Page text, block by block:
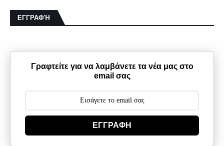
ΕΓΓΡΑΦΉ
Γραφτείτε για να λαμβάνετε τα νέα μας στο
email σας
ΕΓΓΡΑΦΗ